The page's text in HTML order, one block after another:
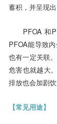
蓄积，并呈现
PFOA 和
PFOA能导致
也有一定关联
危害也就越大
排放也会加剧
【常见用途】